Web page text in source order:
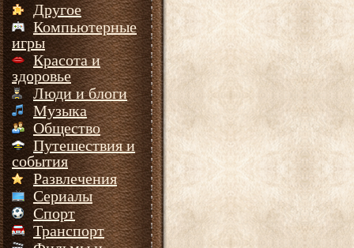
Другое
Компьютерные
игры
Красота и
здоровье
Люди и блоги
Музыка
Общество
Путешествия и
события
Развлечения
Сериалы
Спорт
Транспорт